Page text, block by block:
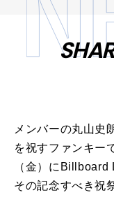
メンバーの丸山史
を祝すファンキー
（金）にBillboard
その記念すべき祝